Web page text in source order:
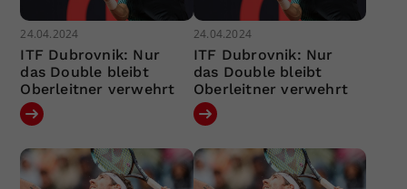
24.04.2024
ITF Dubrovnik: Nur
das Double bleibt
Oberleitner verwehrt
24.04.2024
ITF Dubrovnik: Nur
das Double bleibt
Oberleitner verwehrt